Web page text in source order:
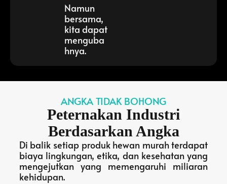
Namun
bersama,
kita dapat
menguba
hnya.
ANGKA TIDAK BOHONG
Peternakan Industri
Berdasarkan Angka
Di balik setiap produk hewan murah terdapat
biaya lingkungan, etika, dan kesehatan yang
mengejutkan yang memengaruhi miliaran
kehidupan.